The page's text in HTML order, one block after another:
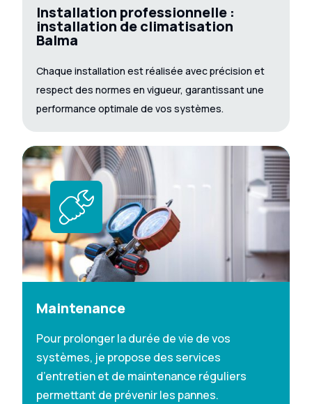
Installation professionnelle :
installation de climatisation
Balma
Chaque installation est réalisée avec précision et
respect des normes en vigueur, garantissant une
performance optimale de vos systèmes.
Maintenance
Pour prolonger la durée de vie de vos
systèmes, je propose des services
d’entretien et de maintenance réguliers
permettant de prévenir les pannes.